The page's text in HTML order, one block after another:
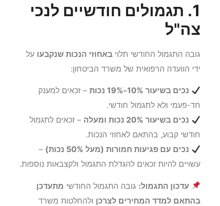
1. תגמולים חודשיים לנכי
צה"ל
גובה התגמול החודשי תלוי באחוזי הנכות שנקבעו על
ידי הוועדה הרפואית של משרד הביטחון:
נכים בשיעור 10%-19% נכות
– זכאים למענק
חד-פעמי ולא לתגמול חודשי.
נכים בשיעור 20% נכות ומעלה
– זכאים לתגמול
חודשי קבוע, בהתאם לאחוזי הנכות.
נכים עם פגיעות חמורות (מעל 50% נכות)
–
עשויים להיות זכאים להגדלת התגמול ולקצבאות נוספות.
עדכון התגמול: גובה התגמול החודשי מתעדכן
בהתאם למדד המחירים לצרכן ולהחלטות משרד